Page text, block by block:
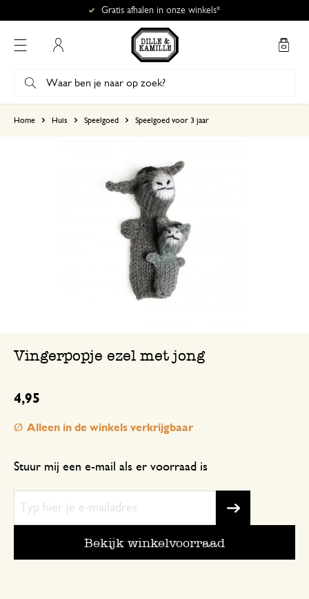
Gratis afhalen in onze winkels*
Home Huis Speelgoed Speelgoed voor 3 jaar
Vingerpopje ezel met jong
4,95
Stuur mij een e-mail als er voorraad is
Bekijk winkelvoorraad
Alleen in de winkels verkrijgbaar
2
29 november 2023